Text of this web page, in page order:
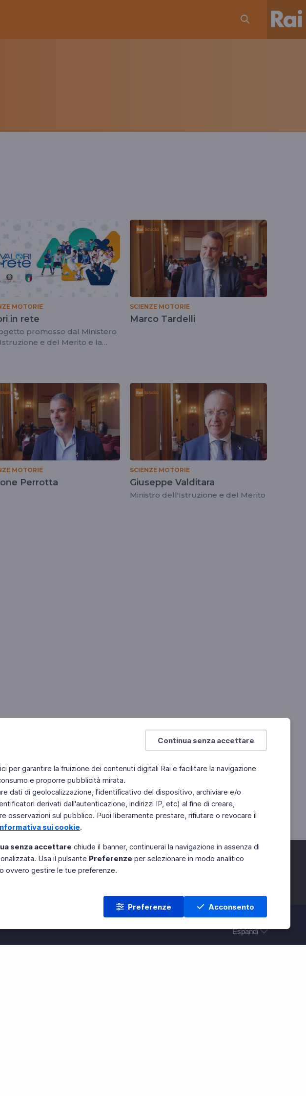
Continua senza accettare
garantire la fruizione dei contenuti digitali Rai e facilitare la navigazione
e proporre pubblicità mirata.
dati di geolocalizzazione, l'identificativo del dispositivo, archiviare e/o
derivati dall'autenticazione, indirizzi IP, etc) al fine di creare,
osservazioni sul pubblico. Puoi liberamente prestare, rifiutare o revocare il
sui cookie.
senza accettare chiude il banner, continuerai la navigazione in assenza di
Usa il pulsante Preferenze per selezionare in modo analitico
ovvero gestire le tue preferenze.
Preferenze Acconsento
MOTORIE
in rete
promosso dal Ministero
e del Merito e la
SCIENZE MOTORIE
Marco Tardelli
MOTORIE
Perrotta
SCIENZE MOTORIE
Giuseppe Valditara
Ministro dell'Istruzione e del Merito